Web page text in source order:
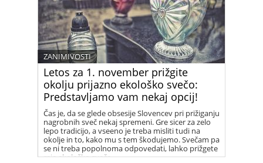
Letos za 1. november prižgite
okolju prijazno ekološko svečo:
Predstavljamo vam nekaj opcij!
ZANIMIVOSTI
Čas je, da se glede obsesije Slovencev pri prižiganju
nagrobnih sveč nekaj spremeni. Gre sicer za zelo
lepo tradicijo, a vseeno je treba misliti tudi na
okolje in to, kako mu s tem škodujemo. Svečam pa
se ni treba popolnoma odpovedati, lahko prižgete
raje ekološko svečo.